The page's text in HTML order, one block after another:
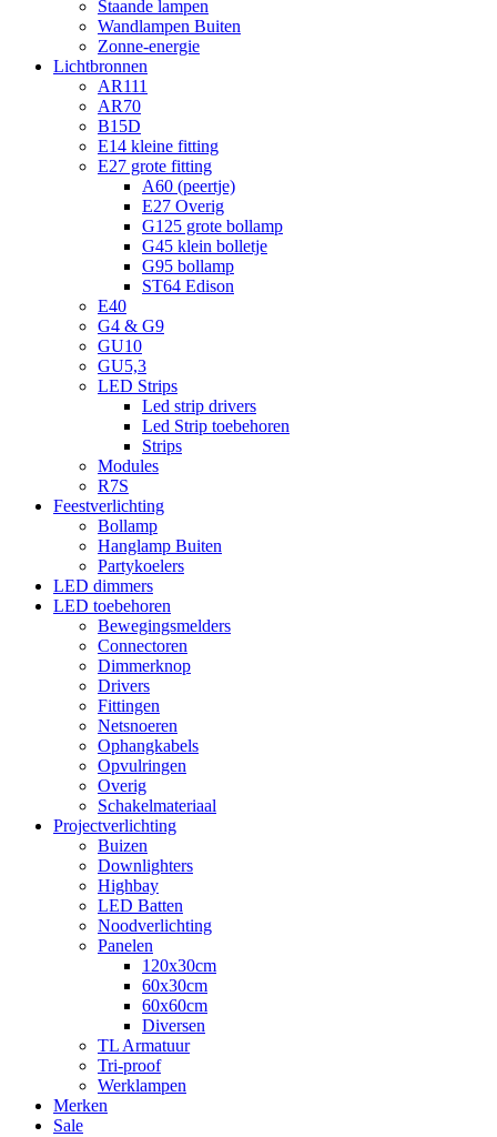
Staande lampen
Wandlampen Buiten
Zonne-energie
Lichtbronnen
AR111
AR70
B15D
E14 kleine fitting
E27 grote fitting
A60 (peertje)
E27 Overig
G125 grote bollamp
G45 klein bolletje
G95 bollamp
ST64 Edison
E40
G4 & G9
GU10
GU5,3
LED Strips
Led strip drivers
Led Strip toebehoren
Strips
Modules
R7S
Feestverlichting
Bollamp
Hanglamp Buiten
Partykoelers
LED dimmers
LED toebehoren
Bewegingsmelders
Connectoren
Dimmerknop
Drivers
Fittingen
Netsnoeren
Ophangkabels
Opvulringen
Overig
Schakelmateriaal
Projectverlichting
Buizen
Downlighters
Highbay
LED Batten
Noodverlichting
Panelen
120x30cm
60x30cm
60x60cm
Diversen
TL Armatuur
Tri-proof
Werklampen
Merken
Sale